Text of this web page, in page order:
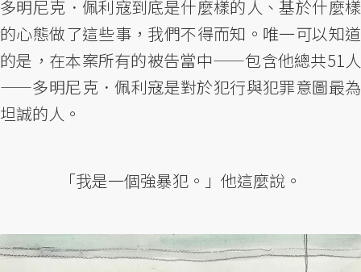
多明尼克．佩利寇到底是什麼樣的人、基於什麼樣
的心態做了這些事，我們不得而知。唯一可以知道
的是，在本案所有的被告當中——包含他總共51人
——多明尼克．佩利寇是對於犯行與犯罪意圖最為
坦誠的人。
「我是一個強暴犯。」他這麼說。